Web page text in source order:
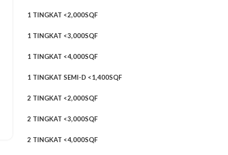
1 TINGKAT <2,000SQF
1 TINGKAT <3,000SQF
1 TINGKAT <4,000SQF
1 TINGKAT SEMI-D <1,400SQF
2 TINGKAT <2,000SQF
2 TINGKAT <3,000SQF
2 TINGKAT <4,000SQF